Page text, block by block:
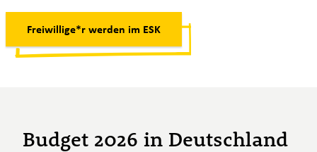
Freiwillige*r werden im ESK
Budget 2026 in Deutschland